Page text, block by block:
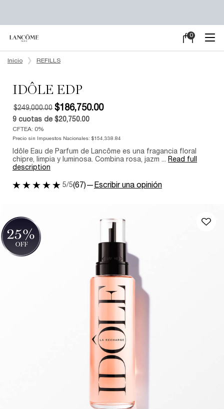
Mi
0
0 producto
Inicio
REFILLS
IDÔLE EDP
Old price
$249,000.00
New price
$186,750.00
9 cuotas de $20,750.00
CFTEA: 0%
Precio sin Impuestos Nacionales: $154,338.84
Idôle Eau de Parfum de Lancôme es una fragancia floral
chipre, limpia y luminosa. Combina rosa, jazm ... Read full
description
5/5(67)— Escribir una opinión